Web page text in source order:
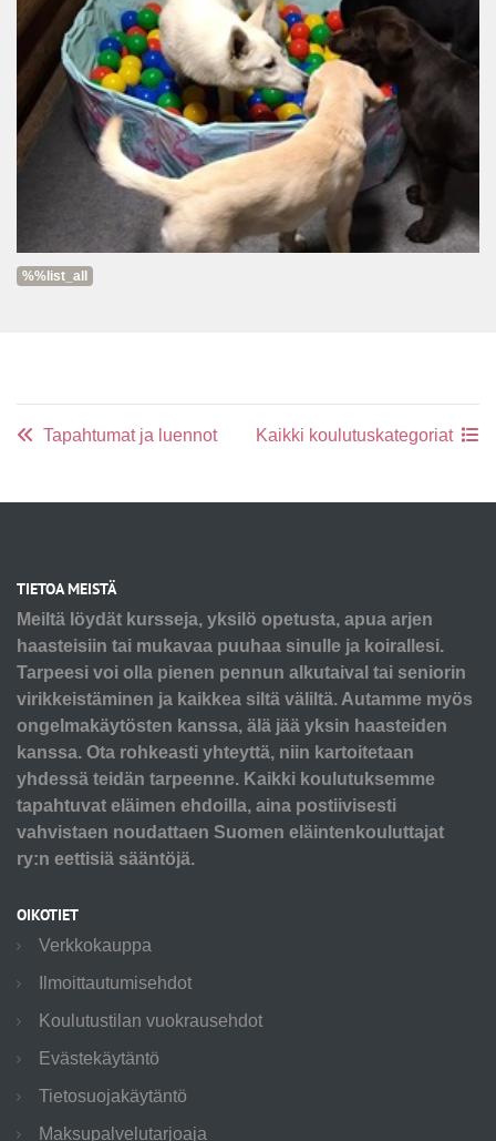
%%list_all
Tapahtumat ja luennot Kaikki koulutuskategoriat
TIETOA MEISTÄ
Meiltä löydät kursseja, yksilö opetusta, apua arjen
haasteisiin tai mukavaa puuhaa sinulle ja koirallesi.
Tarpeesi voi olla pienen pennun alkutaival tai seniorin
virikkeistäminen ja kaikkea siltä väliltä. Autamme myös
ongelmakäytösten kanssa, älä jää yksin haasteiden
kanssa. Ota rohkeasti yhteyttä, niin kartoitetaan
yhdessä teidän tarpeenne. Kaikki koulutuksemme
tapahtuvat eläimen ehdoilla, aina postiivisesti
vahvistaen noudattaen Suomen eläintenkouluttajat
ry:n eettisiä sääntöjä.
OIKOTIET
Verkkokauppa
Ilmoittautumisehdot
Koulutustilan vuokrausehdot
Evästekäytäntö
Tietosuojakäytäntö
Maksupalvelutarjoaja